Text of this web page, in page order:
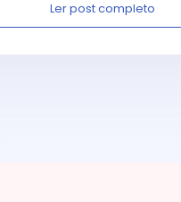
Ler post completo